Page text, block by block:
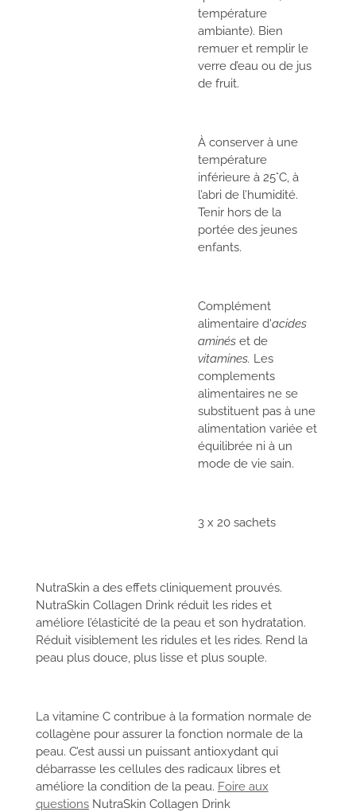
température
ambiante). Bien
remuer et remplir le
verre d’eau ou de jus
de fruit.
À conserver à une
température
inférieure à 25°C, à
l’abri de l’humidité.
Tenir hors de la
portée des jeunes
enfants.
Complément
alimentaire d'acides
aminés et de
vitamines. Les
complements
alimentaires ne se
substituent pas à une
alimentation variée et
équilibrée ni à un
mode de vie sain.
3 x 20 sachets
NutraSkin a des effets cliniquement prouvés.
NutraSkin Collagen Drink réduit les rides et
améliore l’élasticité de la peau et son hydratation.
Réduit visiblement les ridules et les rides. Rend la
peau plus douce, plus lisse et plus souple.
La vitamine C contribue à la formation normale de
collagène pour assurer la fonction normale de la
peau. C’est aussi un puissant antioxydant qui
débarrasse les cellules des radicaux libres et
améliore la condition de la peau. Foire aux
questionsNutraSkin Collagen Drink